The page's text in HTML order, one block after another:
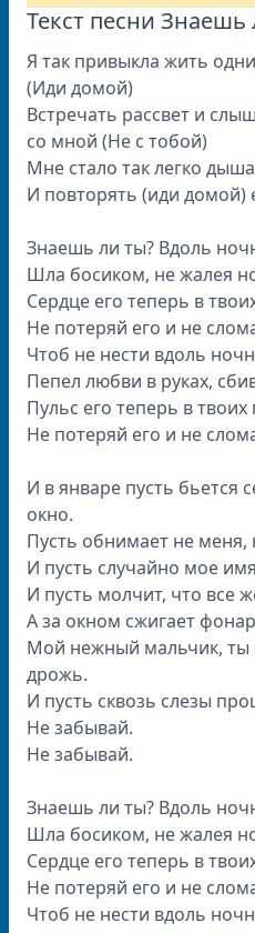
Текст песни Знаешь
Я так привыкла жить
(Иди домой)
Встречать рассвет и
со мной (Не с тобой)
Мне стало так легко
И повторять (иди домой)
Знаешь ли ты? Вдоль
Шла босиком, не жалея
Сердце его теперь в
Не потеряй его и не
Чтоб не нести вдоль
Пепел любви в руках,
Пульс его теперь в твоих
Не потеряй его и не
И в январе пусть бьется
окно.
Пусть обнимает не меня,
И пусть случайно мое
И пусть молчит, что все
А за окном сжигает
Мой нежный мальчик, ты
дрожь.
И пусть сквозь слезы
Не забывай.
Не забывай.
Знаешь ли ты? Вдоль
Шла босиком, не жалея
Сердце его теперь в
Не потеряй его и не
Чтоб не нести вдоль